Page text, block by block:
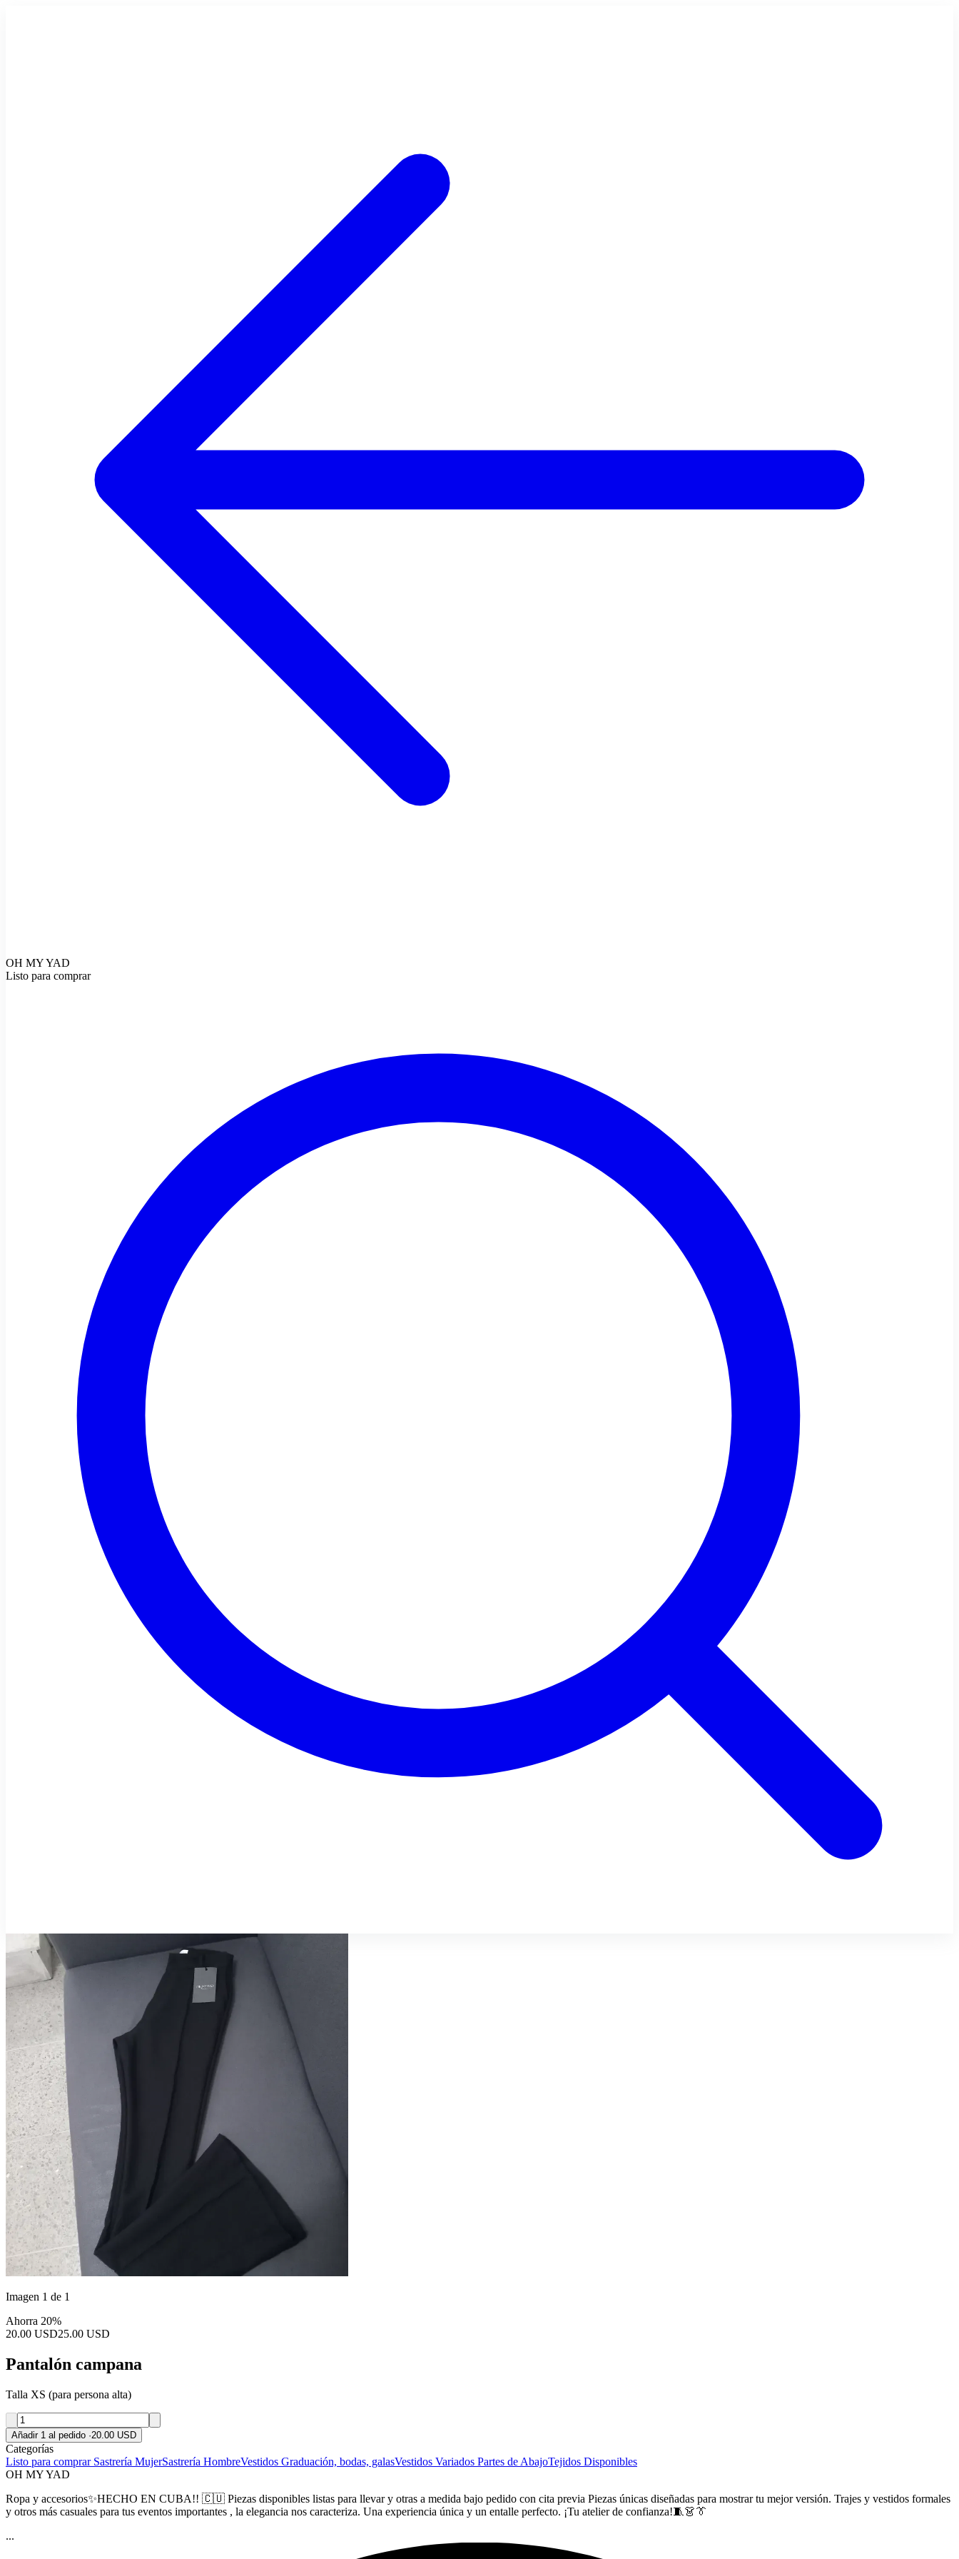
OH MY YAD
Listo para comprar
Imagen 1 de 1
Ahorra 20%
20.00 USD25.00 USD
Pantalón campana
Talla XS (para persona alta)
Añadir 1 al pedido ·20.00 USD
Categorías
Listo para comprar Sastrería MujerSastrería HombreVestidos Graduación, bodas, galasVestidos Variados Partes de AbajoTejidos Disponibles
OH MY YAD
Ropa y accesorios✨️HECHO EN CUBA!! 🇨🇺 Piezas disponibles listas para llevar y otras a medida bajo pedido con cita previa Piezas únicas diseñadas para mostrar tu mejor versión. Trajes y vestidos formales
y otros más casuales para tus eventos importantes , la elegancia nos caracteriza. Una experiencia única y un entalle perfecto. ¡Tu atelier de confianza!🧵👗👔
...